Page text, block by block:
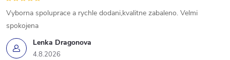
Lenka Dragonova
4.8.2026
Vyborna spoluprace a rychle dodani,kvalitne zabaleno. Velmi
spokojena